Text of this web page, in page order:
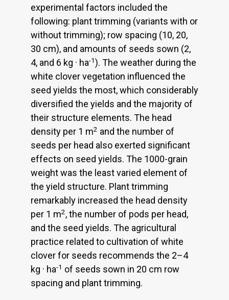
experimental factors included the
following: plant trimming (variants with or
without trimming); row spacing (10, 20,
30 cm), and amounts of seeds sown (2,
4, and 6 kg · ha-1). The weather during the
white clover vegetation influenced the
seed yields the most, which considerably
diversified the yields and the majority of
their structure elements. The head
density per 1 m2 and the number of
seeds per head also exerted significant
effects on seed yields. The 1000-grain
weight was the least varied element of
the yield structure. Plant trimming
remarkably increased the head density
per 1 m2, the number of pods per head,
and the seed yields. The agricultural
practice related to cultivation of white
clover for seeds recommends the 2–4
kg · ha-1 of seeds sown in 20 cm row
spacing and plant trimming.